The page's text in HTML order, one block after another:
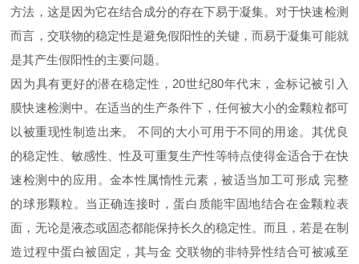
方法，这是因为它在结合成分的存在下易于凝集。对于快速检测
而言，交联物的稳定性是避免假阳性的关键，而易于凝集可能就
是其产生假阳性的主要问题。
因为具有更好的潜在稳定性，20世纪80年代末，金标记被引入
膜快速检测中。在适当的生产条件下，任何被大小的金颗粒都可
以被重现性制造出来。 不同的大小可用于不同的用途。其优良
的稳定性、敏感性、性及可重复生产性等特点使得金适合于在快
速检测中的应用。金本性属惰性元素，被适当加工可形成 完整
的球形颗粒。当正确连接时，蛋白质能牢固地结合在金颗粒表
面，无论是液态或固态都能保持长久的稳定性。而且，若是在制
造过程中蛋白被固定，其与金 交联物的非特异性结合可被减至